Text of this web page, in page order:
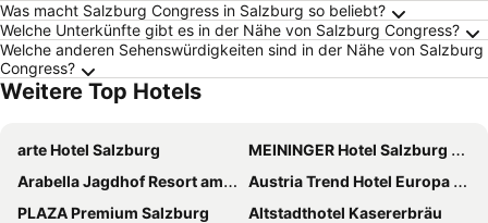
Was macht Salzburg Congress in Salzburg so beliebt?
Welche Unterkünfte gibt es in der Nähe von Salzburg Congress?
Welche anderen Sehenswürdigkeiten sind in der Nähe von Salzburg
Congress?
Weitere Top Hotels
arte Hotel Salzburg
MEININGER Hotel Salzburg City Center
Arabella Jagdhof Resort am Fuschlsee, a Tribute Portfolio Hotel
Austria Trend Hotel Europa Salzburg
PLAZA Premium Salzburg
Altstadthotel Kasererbräu